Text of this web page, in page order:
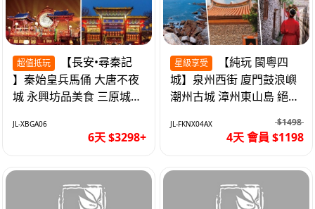
超值抵玩
】秦始皇兵馬俑 大唐不夜
城 永興坊品美食 三原城隍
JL-XBGA06
6天 $3298+
星級享受
城】泉州西街 廈門鼓浪嶼
潮州古城 漳州東山島 絕無
JL-FKNX04AX $1498
4天 會員 $1198